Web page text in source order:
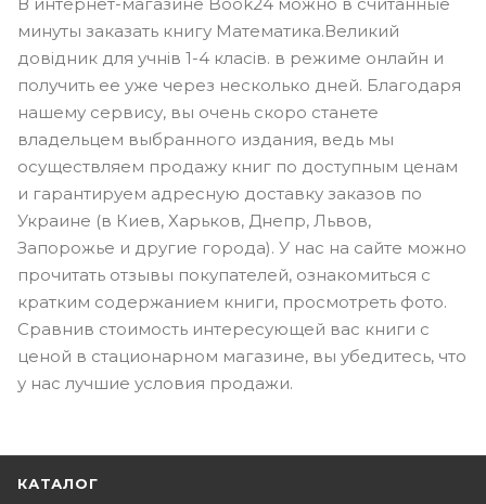
В интернет-магазине Book24 можно в считанные
минуты заказать книгу Математика.Великий
довідник для учнів 1-4 класів. в режиме онлайн и
получить ее уже через несколько дней. Благодаря
нашему сервису, вы очень скоро станете
владельцем выбранного издания, ведь мы
осуществляем продажу книг по доступным ценам
и гарантируем адресную доставку заказов по
Украине (в Киев, Харьков, Днепр, Львов,
Запорожье и другие города). У нас на сайте можно
прочитать отзывы покупателей, ознакомиться с
кратким содержанием книги, просмотреть фото.
Сравнив стоимость интересующей вас книги с
ценой в стационарном магазине, вы убедитесь, что
у нас лучшие условия продажи.
КАТАЛОГ